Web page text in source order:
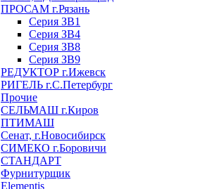
ПРОСАМ г.Рязань
Серия ЗВ1
Серия ЗВ4
Серия ЗВ8
Серия ЗВ9
РЕДУКТОР г.Ижевск
РИГЕЛЬ г.С.Петербург
Прочие
СЕЛЬМАШ г.Киров
ПТИМАШ
Сенат, г.Новосибирск
СИМЕКО г.Боровичи
СТАНДАРТ
Фурнитурщик
Elementis